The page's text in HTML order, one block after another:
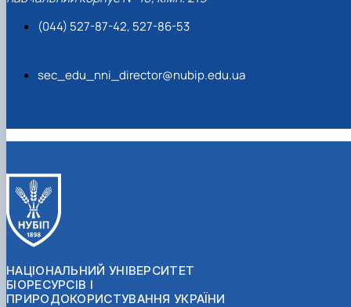
(044) 527-87-42, 527-86-53
sec_edu_nni_director@nubip.edu.ua
НАЦІОНАЛЬНИЙ УНІВЕРСИТЕТ
БІОРЕСУРСІВ І
ПРИРОДОКОРИСТУВАННЯ УКРАЇНИ